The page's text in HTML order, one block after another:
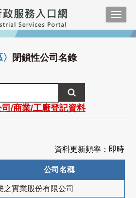
〉 閉鎖性公司名錄
司/商業/工廠登記資料
資料更新頻率：即時
公司名稱
之實業股份有限公司